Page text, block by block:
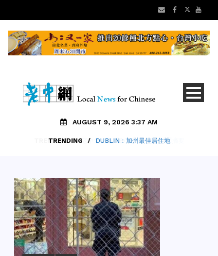
AUGUST 9, 2026 3:37 AM
TRENDING / DUBLIN：加州最佳居住地